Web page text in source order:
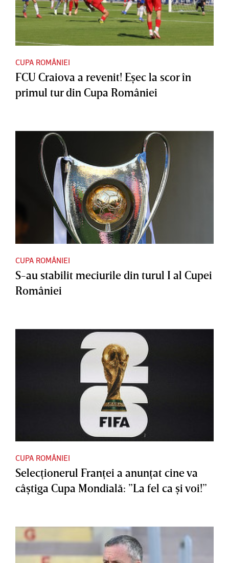
CUPA ROMÂNIEI
FCU Craiova a revenit! Eşec la scor în
primul tur din Cupa României
CUPA ROMÂNIEI
S-au stabilit meciurile din turul I al Cupei
României
CUPA ROMÂNIEI
Selecţionerul Franţei a anunţat cine va
câştiga Cupa Mondială: ”La fel ca şi voi!”